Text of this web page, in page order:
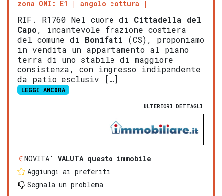
zona OMI: E1
angolo cottura
RIF. R1760 Nel cuore di Cittadella del
Capo, incantevole frazione costiera
del comune di Bonifati (CS), proponiamo
in vendita un appartamento al piano
terra di uno stabile di maggiore
consistenza, con ingresso indipendente
da patio esclusiv […]
LEGGI ANCORA
ULTERIORI DETTAGLI
NOVITA':VALUTA questo immobile
Aggiungi ai preferiti
Segnala un problema